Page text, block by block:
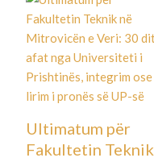
Ultimatum për
Fakultetin Teknik